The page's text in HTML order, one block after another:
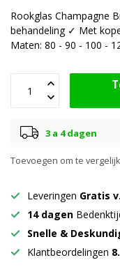
Rookglas Champagne
behandeling ✓ Met
Maten: 80 - 90 - 100 -
3 a 4 dagen
Toevoegen om te
Leveringen Gratis
14 dagen
Snelle &
Klantbeordelingen